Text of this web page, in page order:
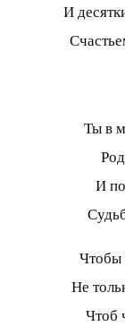
И
Ты в
И
Чтобы
Не
Чтоб